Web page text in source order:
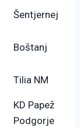
Šentjernej
Boštanj
Tilia NM
KD Papež
Podgorje